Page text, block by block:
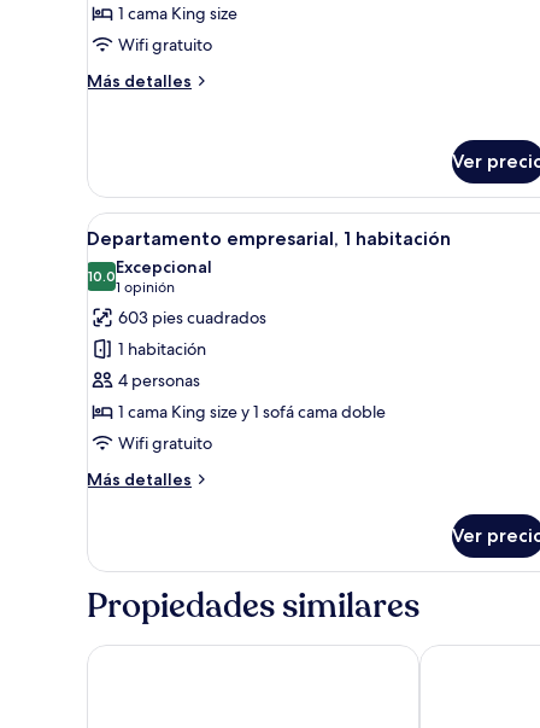
1 cama King size
Wifi gratuito
Más detalles
Más
Ver
Abrir
todas
las
fotos
de
Departamento
empresarial,
1
habitación
Una sala de estar moderna
4
Departamento empresarial, 1 habitación
10.010.0 de 10
Excepcional
1 opinión
(1
opinión)
603 pies cuadrados
1 habitación
4 personas
1 cama King size y 1 sofá cama doble
Wifi gratuito
Más detalles
Más
empresarial,
habitación
Ver
Propiedades similares
Mosaic House Design Hotel Hermitage